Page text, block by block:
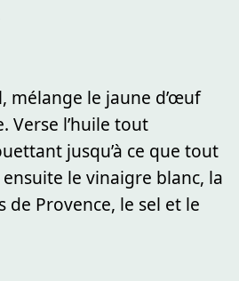
mélange le jaune d’œuf
Verse l’huile tout
jusqu’à ce que tout
le vinaigre blanc, la
de Provence, le sel et le